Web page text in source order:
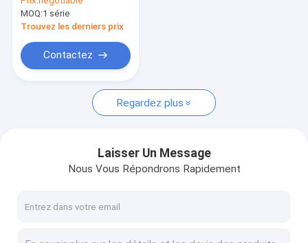
remontage
équipement
automatique
MOQ:1 série
Trouvez les derniers prix
Contactez
Regardez plus
Laisser Un Message
Nous Vous Répondrons Rapidement